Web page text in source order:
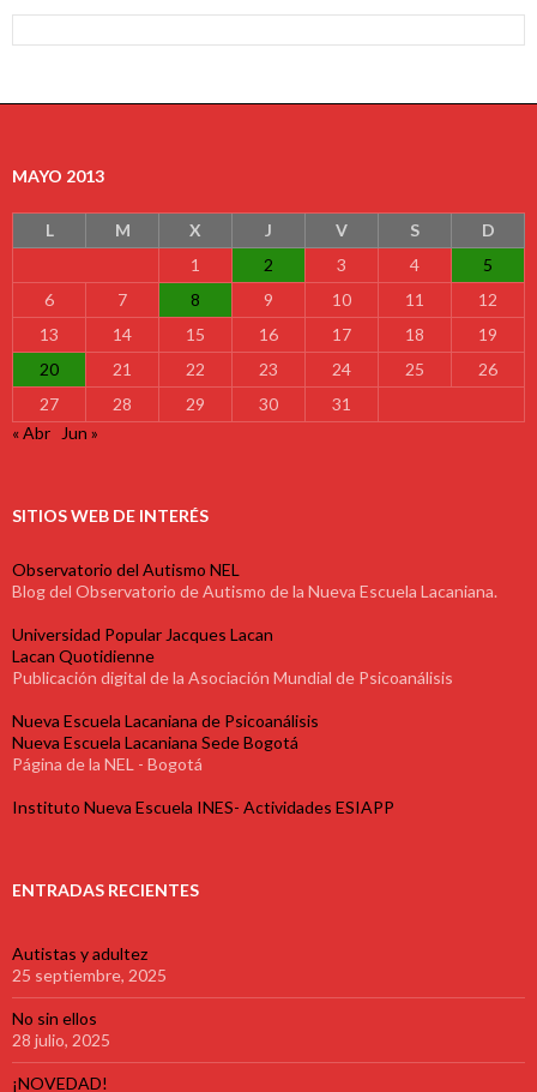
MAYO 2013
L M X J V S
D
1
2 3 4
5
6
7 8 9 10 11
12
13
14 15 16 17 18
19
20
21 22 23 24 25
26
27
28 29 30
31
« Abr
Jun »
SITIOS WEB DE INTERÉS
Observatorio del Autismo NEL
Blog del Observatorio de Autismo de la Nueva Escuela Lacaniana.
Universidad Popular Jacques Lacan
Lacan Quotidienne
Publicación digital de la Asociación Mundial de Psicoanálisis
Nueva Escuela Lacaniana de Psicoanálisis
Nueva Escuela Lacaniana Sede Bogotá
Página de la NEL - Bogotá
Instituto Nueva Escuela INES- Actividades ESIAPP
ENTRADAS RECIENTES
Autistas y adultez
25 septiembre, 2025
No sin ellos
28 julio, 2025
¡NOVEDAD!